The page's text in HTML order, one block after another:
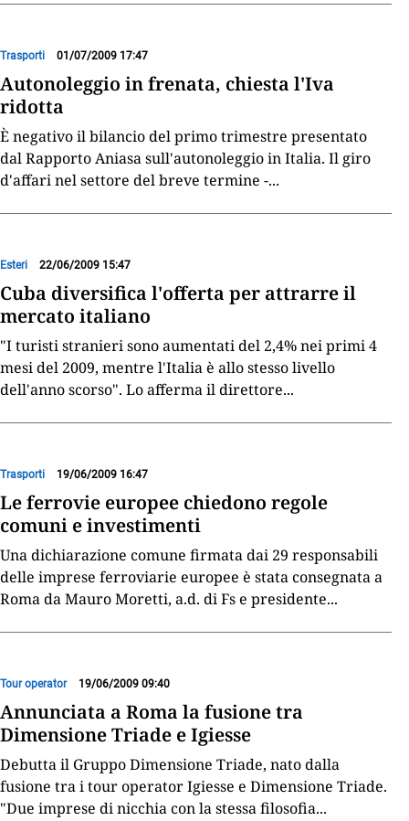
Trasporti 01/07/2009 17:47
Autonoleggio in frenata, chiesta l'Iva
ridotta
È negativo il bilancio del primo trimestre presentato
dal Rapporto Aniasa sull'autonoleggio in Italia. Il giro
d'affari nel settore del breve termine -...
Esteri 22/06/2009 15:47
Cuba diversifica l'offerta per attrarre il
mercato italiano
"I turisti stranieri sono aumentati del 2,4% nei primi 4
mesi del 2009, mentre l'Italia è allo stesso livello
dell'anno scorso". Lo afferma il direttore...
Trasporti 19/06/2009 16:47
Le ferrovie europee chiedono regole
comuni e investimenti
Una dichiarazione comune firmata dai 29 responsabili
delle imprese ferroviarie europee è stata consegnata a
Roma da Mauro Moretti, a.d. di Fs e presidente...
Tour operator 19/06/2009 09:40
Annunciata a Roma la fusione tra
Dimensione Triade e Igiesse
Debutta il Gruppo Dimensione Triade, nato dalla
fusione tra i tour operator Igiesse e Dimensione Triade.
"Due imprese di nicchia con la stessa filosofia...